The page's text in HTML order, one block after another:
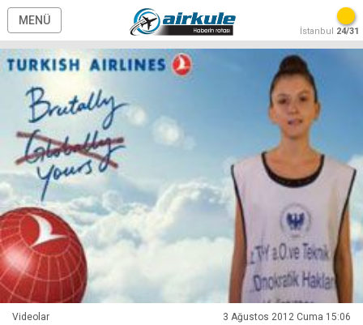
MENÜ
İstanbul 24/31
Videolar 3 Ağustos 2012 Cuma 15:06